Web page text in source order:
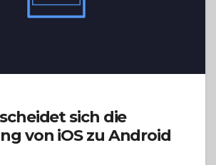
sich die
von iOS zu Android